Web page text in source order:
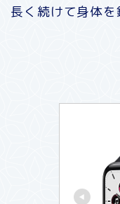
長く続けて身体を